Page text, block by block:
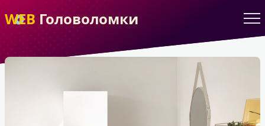
WEBГоловоломки